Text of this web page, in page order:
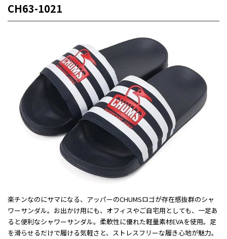
CH63-1021
楽チンなのにサマになる、アッパーのCHUMSロゴが存在感抜群のシャ
ワーサンダル。お出かけ用にも、オフィスやご自宅用としても、一足あ
ると便利なシャワーサンダル。柔軟性に優れた軽量素材EVAを使用。足
を滑らせるだけで履ける気軽さと、ストレスフリーな履き心地が魅力。